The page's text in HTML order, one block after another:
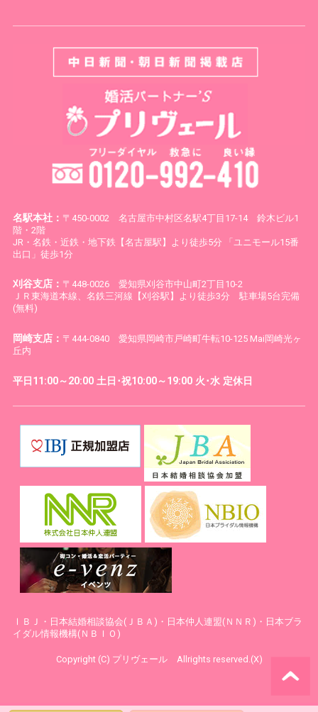
名駅本社： 〒450-0002 名古屋市中村区名駅4丁目17-14 鈴木ビル1
階・2階
JR・名鉄・近鉄・地下鉄【名古屋駅】より徒歩5分 「ユニモール15番
出口」徒歩1分
刈谷支店： 〒448-0026 愛知県刈谷市中山町2丁目10-2
ＪＲ東海道本線、名鉄三河線【刈谷駅】より徒歩3分 駐車場5台完備
(無料)
岡崎支店： 〒444-0840 愛知県岡崎市戸崎町牛転10-125 Mai岡崎光ヶ
丘内
平日11:00～20:00 土日･祝10:00～19:00 火･水 定休日
ⅠＢＪ・日本結婚相談協会(ＪＢＡ)・日本仲人連盟(ＮＮＲ)・日本ブラ
イダル情報機構(ＮＢＩＯ)
Copyright (C) プリヴェール Allrights reserved.(X)